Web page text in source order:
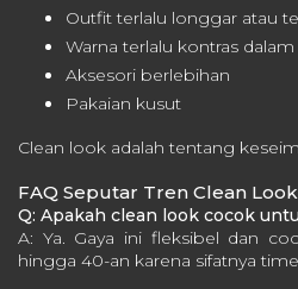
Outfit terlalu longgar atau
Warna terlalu kontras
Aksesori berlebihan
Pakaian kusut
Clean look adalah tentang
FAQ Seputar Tren Clean
Q: Apakah clean look cocok
A: Ya. Gaya ini fleksibel dan
hingga 40-an karena sifatnya